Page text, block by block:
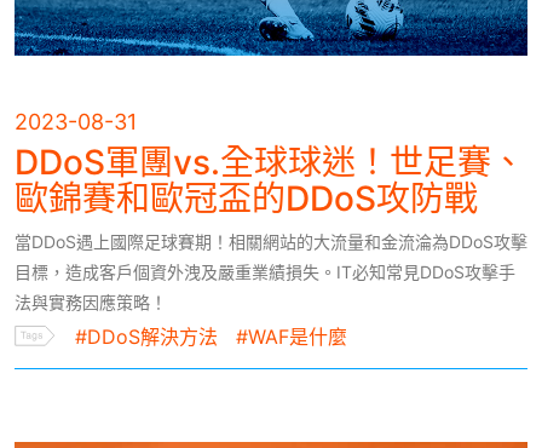
2023-08-31
DDoS軍團vs.全球球迷！世足賽、
歐錦賽和歐冠盃的DDoS攻防戰
當DDoS遇上國際足球賽期！相關網站的大流量和金流淪為DDoS攻擊
目標，造成客戶個資外洩及嚴重業績損失。IT必知常見DDoS攻擊手
法與實務因應策略！
#DDoS解決方法 #WAF是什麼